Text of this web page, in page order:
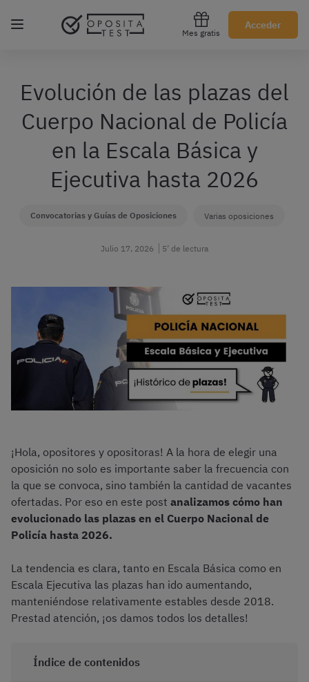
Mes gratis
Acceder
Regístrate gratis
Evolución de las plazas del
Cuerpo Nacional de Policía
en la Escala Básica y
Ejecutiva hasta 2026
Convocatorias y Guías de Oposiciones Varias oposiciones
Julio 17, 2026 5’ de lectura
¡Hola, opositores y opositoras! A la hora de elegir una
oposición no solo es importante saber la frecuencia con
la que se convoca, sino también la cantidad de vacantes
ofertadas. Por eso en este post analizamos cómo han
evolucionado las plazas en el Cuerpo Nacional de
Policía hasta 2026.
La tendencia es clara, tanto en Escala Básica como en
Escala Ejecutiva las plazas han ido aumentando,
manteniéndose relativamente estables desde 2018.
Prestad atención, ¡os damos todos los detalles!
Índice de contenidos